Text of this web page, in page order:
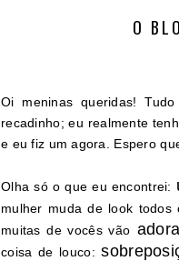
O
Oi meninas queridas!
recadinho; eu realmente
e eu fiz um agora. Espero
Olha só o que eu encontrei:
mulher muda de look
muitas de vocês vão
coisa de louco: